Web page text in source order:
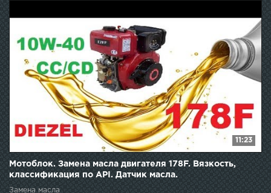
11:23
Мотоблок. Замена масла двигателя 178F. Вязкость,
классификация по API. Датчик масла.
Замена масла